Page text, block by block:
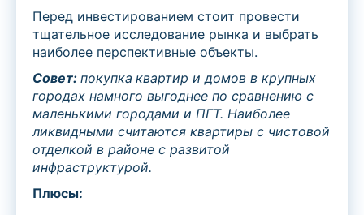
Перед инвестированием стоит провести
тщательное исследование рынка и выбрать
наиболее перспективные объекты.
Совет: покупка квартир и домов в крупных
городах намного выгоднее по сравнению с
маленькими городами и ПГТ. Наиболее
ликвидными считаются квартиры с чистовой
отделкой в районе с развитой
инфраструктурой.
Плюсы: